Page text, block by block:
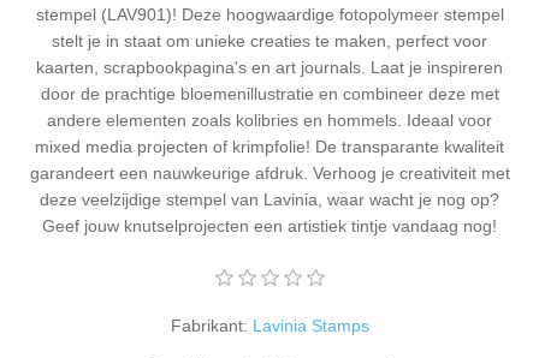
Staedtler
kaarten 2022
Art journal 2022
Kaarten 2021
stempel (LAV901)! Deze hoogwaardige fotopolymeer stempel
stelt je in staat om unieke creaties te maken, perfect voor
kaarten, scrapbookpagina's en art journals. Laat je inspireren
door de prachtige bloemenillustratie en combineer deze met
andere elementen zoals kolibries en hommels. Ideaal voor
mixed media projecten of krimpfolie! De transparante kwaliteit
garandeert een nauwkeurige afdruk. Verhoog je creativiteit met
deze veelzijdige stempel van Lavinia, waar wacht je nog op?
Geef jouw knutselprojecten een artistiek tintje vandaag nog!
Fabrikant: Lavinia Stamps